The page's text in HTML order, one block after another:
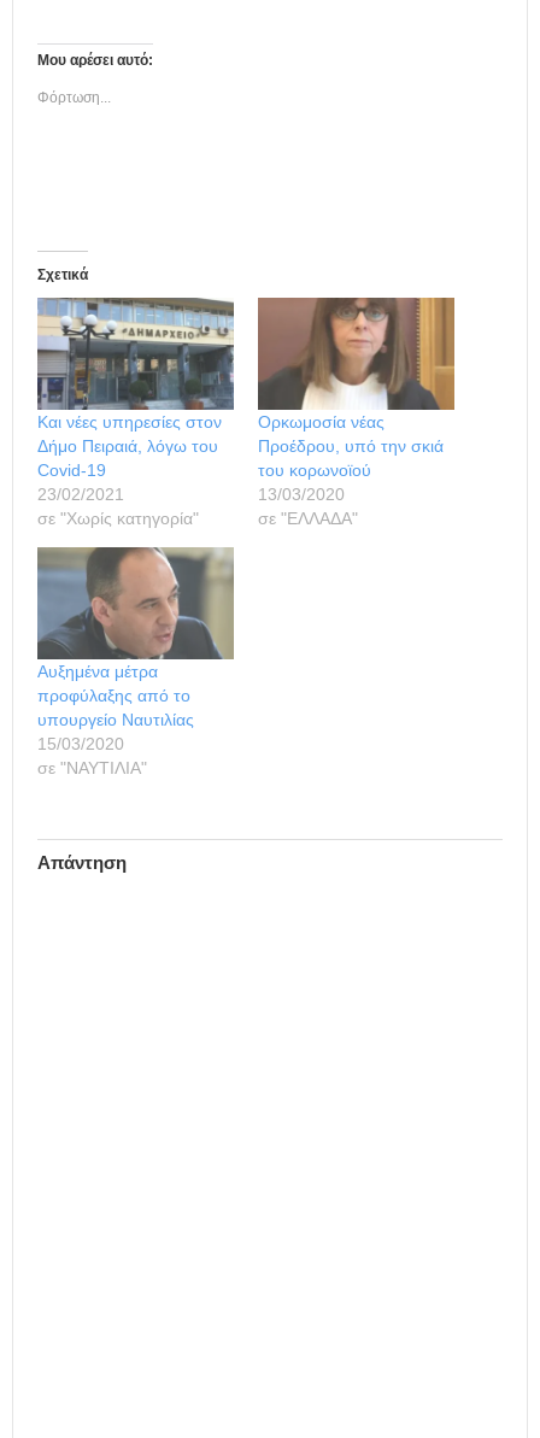
Μου αρέσει αυτό:
Φόρτωση...
Σχετικά
Και νέες υπηρεσίες στον
Δήμο Πειραιά, λόγω του
Covid-19
23/02/2021
σε "Χωρίς κατηγορία"
Ορκωμοσία νέας
Προέδρου, υπό την σκιά
του κορωνοϊού
13/03/2020
σε "ΕΛΛΑΔΑ"
Αυξημένα μέτρα
προφύλαξης από το
υπουργείο Ναυτιλίας
15/03/2020
σε "ΝΑΥΤΙΛΙΑ"
Απάντηση